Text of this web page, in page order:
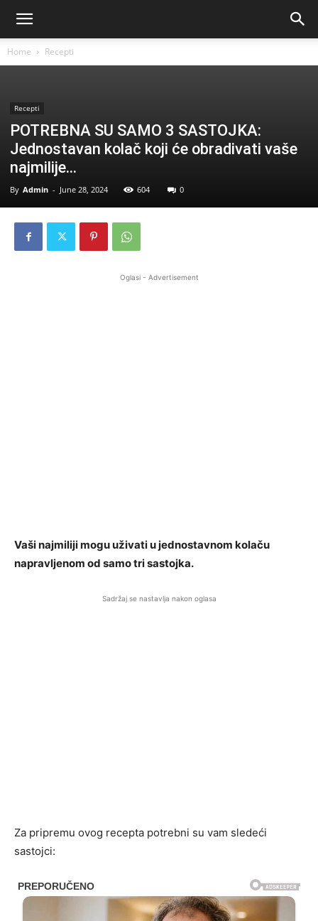
Home Recepti
Recepti
POTREBNA SU SAMO 3 SASTOJKA:
Jednostavan kolač koji će obradivati vaše
najmilije…
By Admin - June 28, 2024 604 0
Oglasi - Advertisement
Vaši najmiliji mogu uživati ​​u jednostavnom kolaču
napravljenom od samo tri sastojka.
Sadržaj se nastavlja nakon oglasa
Za pripremu ovog recepta potrebni su vam sledeći
sastojci: